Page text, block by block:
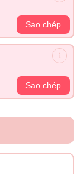
Sao chép
Sao chép